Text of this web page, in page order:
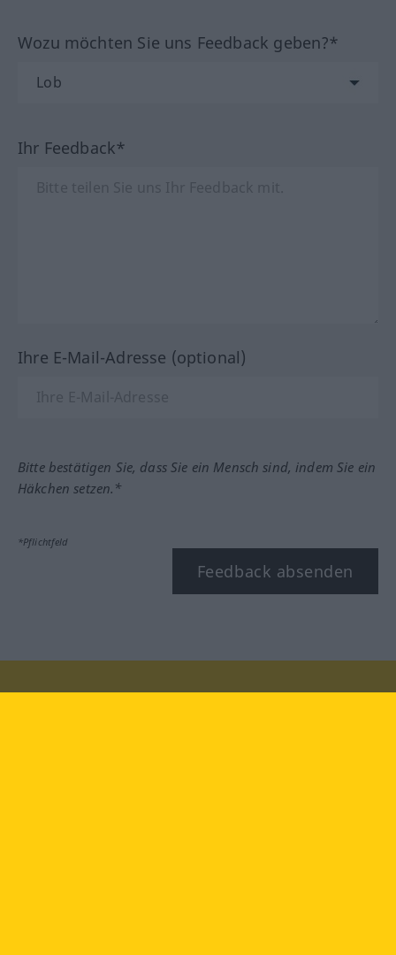
Wozu möchten Sie uns Feedback geben?*
Ihr Feedback*
Ihre E-Mail-Adresse (optional)
Bitte bestätigen Sie, dass Sie ein Mensch sind, indem Sie ein
Häkchen setzen.*
*Pflichtfeld
Feedback absenden